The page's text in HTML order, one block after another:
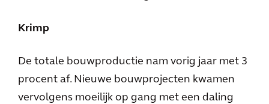
Krimp
De totale bouwproductie nam vorig jaar met 3
procent af. Nieuwe bouwprojecten kwamen
vervolgens moeilijk op gang met een daling